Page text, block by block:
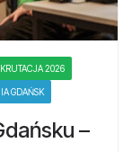
2026
GDAŃSK
–